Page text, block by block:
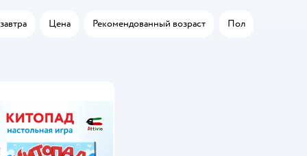
Цена Рекомендованный возраст Пол